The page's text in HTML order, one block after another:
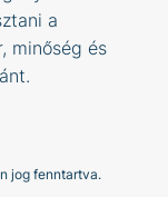
a
minőség és
jog fenntartva.